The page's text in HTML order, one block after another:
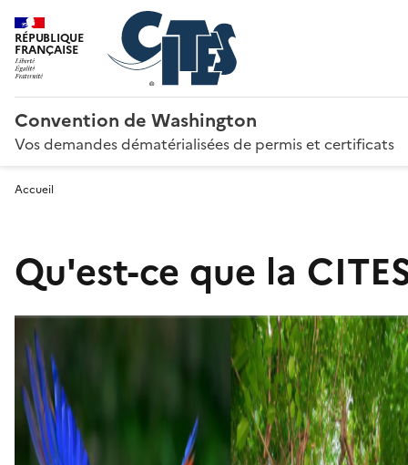
RÉPUBLIQUE
FRANÇAISE
Convention de Washington
Vos demandes dématérialisées de permis et certificats
Accueil
Qu'est-ce que la